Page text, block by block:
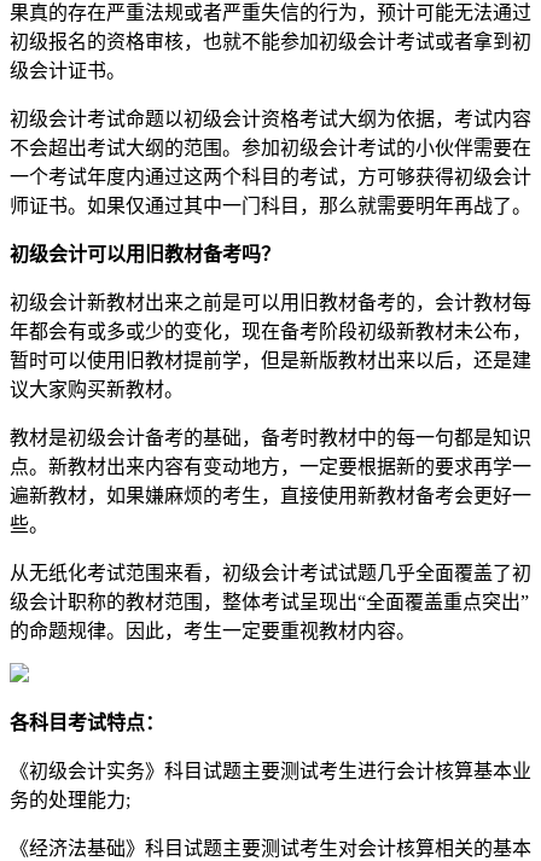
果真的存在严重法规或者严重失信的行为，预计可能无法通过
初级报名的资格审核，也就不能参加初级会计考试或者拿到初
级会计证书。
初级会计考试命题以初级会计资格考试大纲为依据，考试内容
不会超出考试大纲的范围。参加初级会计考试的小伙伴需要在
一个考试年度内通过这两个科目的考试，方可够获得初级会计
师证书。如果仅通过其中一门科目，那么就需要明年再战了。
初级会计可以用旧教材备考吗？
初级会计新教材出来之前是可以用旧教材备考的，会计教材每
年都会有或多或少的变化，现在备考阶段初级新教材未公布，
暂时可以使用旧教材提前学，但是新版教材出来以后，还是建
议大家购买新教材。
教材是初级会计备考的基础，备考时教材中的每一句都是知识
点。新教材出来内容有变动地方，一定要根据新的要求再学一
遍新教材，如果嫌麻烦的考生，直接使用新教材备考会更好一
些。
从无纸化考试范围来看，初级会计考试试题几乎全面覆盖了初
级会计职称的教材范围，整体考试呈现出“全面覆盖重点突出”
的命题规律。因此，考生一定要重视教材内容。
各科目考试特点：
《初级会计实务》科目试题主要测试考生进行会计核算基本业
务的处理能力;
《经济法基础》科目试题主要测试考生对会计核算相关的基本